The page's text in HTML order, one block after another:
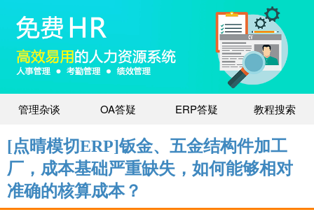
管理杂谈 OA答疑 ERP答疑 教程搜索
[点晴模切ERP]钣金、五金结构件加工
厂，成本基础严重缺失，如何能够相对
准确的核算成本？